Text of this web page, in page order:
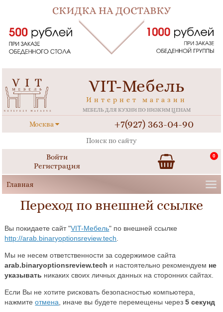
VIT-Мебель
Интернет магазин
МЕБЕЛЬ ДЛЯ КУХНИ ПО НИЗКИМ ЦЕНАМ
Москва +7(927) 363-04-90
Войти
Регистрация
0
Переход по внешней ссылке
Вы покидаете сайт "VIT-Мебель" по внешней ссылке
http://arab.binaryoptionsreview.tech
Мы не несем ответственности за содержимое сайта
arab.binaryoptionsreview.tech и настоятельно рекомендуем не
указывать никаких своих личных данных на сторонних сайтах.
Если Вы не хотите рисковать безопасностью компьютера,
нажмитеотмена , иначе вы будете перемещены через5 секунд